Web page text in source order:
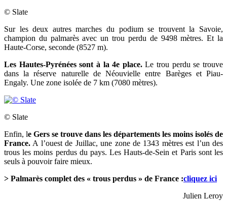
© Slate
Sur les deux autres marches du podium se trouvent la Savoie,
champion du palmarès avec un trou perdu de 9498 mètres. Et la
Haute-Corse, seconde (8527 m).
Les Hautes-Pyrénées sont à la 4e place.Le trou perdu se trouve
dans la réserve naturelle de Néouvielle entre Barèges et Piau-
Engaly. Une zone isolée de 7 km (7080 mètres).
© Slate
Enfin, le Gers se trouve dans les départements les moins isolés de
France. A l’ouest de Juillac, une zone de 1343 mètres est l’un des
trous les moins perdus du pays. Les Hauts-de-Sein et Paris sont les
seuls à pouvoir faire mieux.
> Palmarès complet des « trous perdus » de France :cliquez ici
Julien Leroy